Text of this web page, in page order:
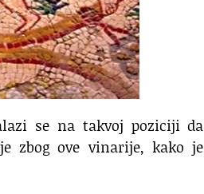
se na takvoj poziciji da
zbog ove vinarije, kako je